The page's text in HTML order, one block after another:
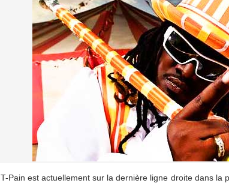
T-Pain est actuellement sur la dernière ligne droite dans la